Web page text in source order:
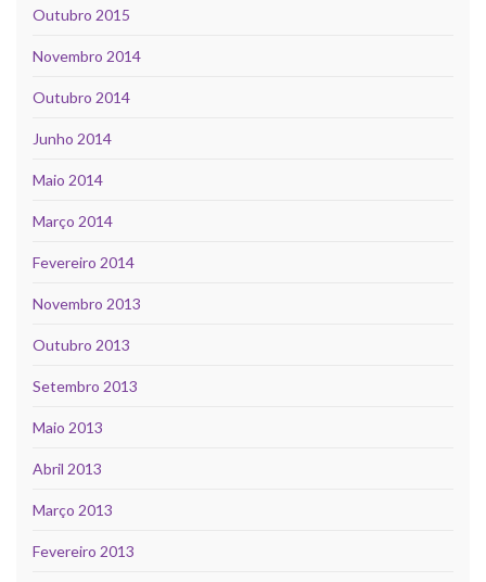
Outubro 2015
Novembro 2014
Outubro 2014
Junho 2014
Maio 2014
Março 2014
Fevereiro 2014
Novembro 2013
Outubro 2013
Setembro 2013
Maio 2013
Abril 2013
Março 2013
Fevereiro 2013